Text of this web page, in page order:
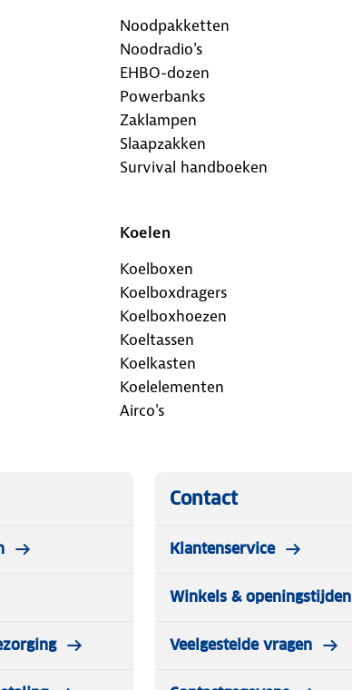
Noodpakketten
Noodradio's
EHBO-dozen
Powerbanks
Zaklampen
Slaapzakken
Survival handboeken
Koelen
Koelboxen
Koelboxdragers
Koelboxhoezen
Koeltassen
Koelkasten
Koelelementen
Airco's
Contact
Klantenservice
Winkels & openingstijden
Veelgestelde vragen